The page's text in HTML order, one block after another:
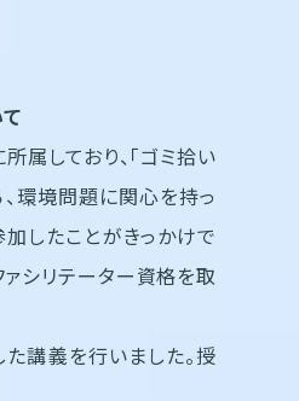
しており、「ゴミ拾い
環境問題に関心を持っ
したことがきっかけで
シリテーター資格を取
講義を行いました。授